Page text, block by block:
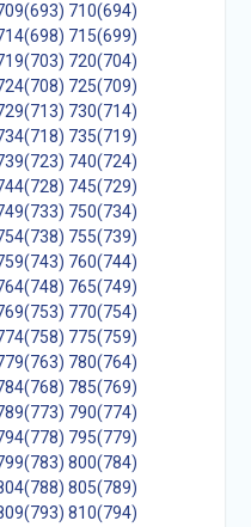
710(694)
715(699)
720(704)
725(709)
730(714)
735(719)
740(724)
745(729)
750(734)
755(739)
760(744)
765(749)
770(754)
775(759)
780(764)
785(769)
790(774)
795(779)
800(784)
805(789)
810(794)